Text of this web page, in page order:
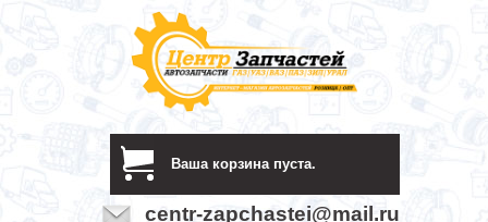
Ваша корзина пуста.
centr-zapchastei@mail.ru